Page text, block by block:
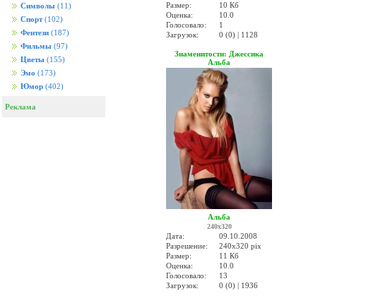
Символы (11)
Спорт (102)
Фентези (187)
Фильмы (97)
Цветы (155)
Эмо (173)
Юмор (402)
Реклама
Размер:
10 Кб
Оценка:
10.0
Голосовало:
1
Загрузок:
0 (0) | 1128
Знаменитости: Джессика
Альба
Альба
240x320
Дата:
09.10.2008
Разрешение:
240x320 pix
Размер:
11 Кб
Оценка:
10.0
Голосовало:
13
Загрузок:
0 (0) | 1936